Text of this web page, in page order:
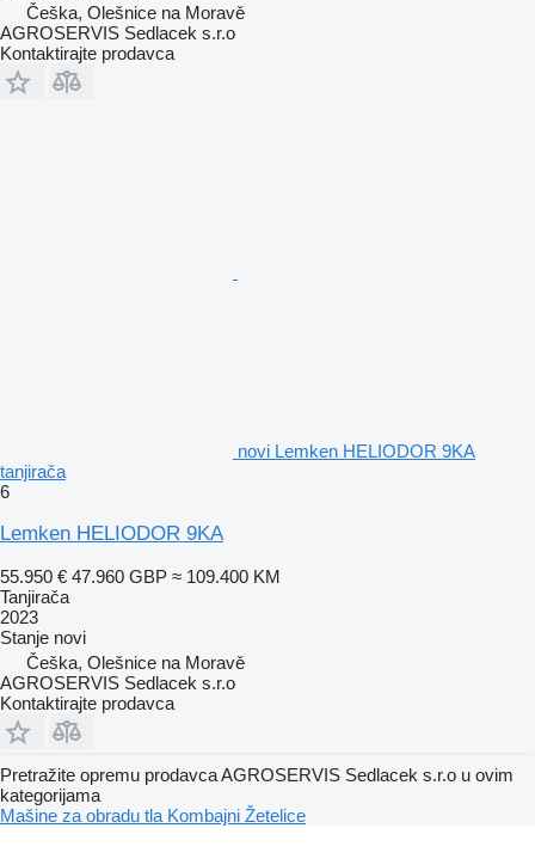
Češka, Olešnice na Moravě
AGROSERVIS Sedlacek s.r.o
Kontaktirajte prodavca
novi Lemken HELIODOR 9KA
tanjirača
6
Lemken HELIODOR 9KA
55.950 € 47.960 GBP ≈ 109.400 KM
Tanjirača
2023
Stanje novi
Češka, Olešnice na Moravě
AGROSERVIS Sedlacek s.r.o
Kontaktirajte prodavca
Pretražite opremu prodavca AGROSERVIS Sedlacek s.r.o u ovim
kategorijama
Mašine za obradu tla Kombajni Žetelice